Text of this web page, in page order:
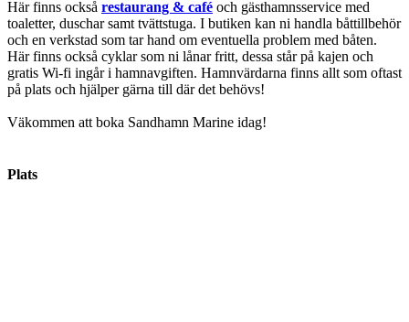
Här finns också restaurang & café och gästhamnsservice med
toaletter, duschar samt tvättstuga. I butiken kan ni handla båttillbehör
och en verkstad som tar hand om eventuella problem med båten.
Här finns också cyklar som ni lånar fritt, dessa står på kajen och
gratis Wi-fi ingår i hamnavgiften. Hamnvärdarna finns allt som oftast
på plats och hjälper gärna till där det behövs!
Väkommen att boka Sandhamn Marine idag!
Plats